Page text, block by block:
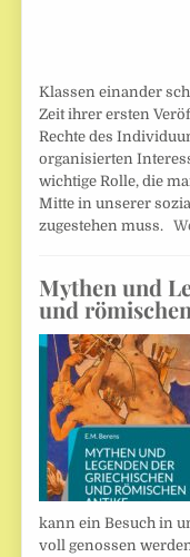
Klassen einander
Zeit ihrer ersten
Rechte des
organisierten
wichtige Rolle, die
Mitte in unserer
zugestehen muss.
Mythen und
und
kann ein Besuch in
voll genossen